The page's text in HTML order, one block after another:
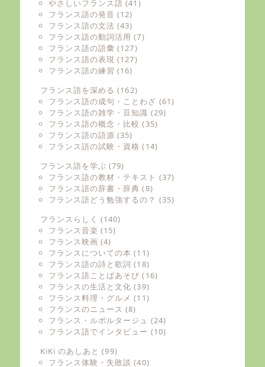
やさしいフランス語 (41)
フランス語の発音 (12)
フランス語の文法 (43)
フランス語の動詞活用 (7)
フランス語の語彙 (127)
フランス語の表現 (127)
フランス語の練習 (16)
フランス語を深める (162)
フランス語の成句・ことわざ (61)
フランス語の雑学・豆知識 (29)
フランス語の概念・比較 (35)
フランス語の語源 (35)
フランス語の試験・資格 (14)
フランス語を学ぶ (79)
フランス語の教材・テキスト (37)
フランス語の辞書・辞典 (8)
フランス語どう勉強するの？ (35)
フランスらしく (140)
フランス音楽 (15)
フランス映画 (4)
フランスについての本 (11)
フランス語の詩と歌詞 (18)
フランス語ことばあそび (16)
フランスの生活と文化 (39)
フランス料理・グルメ (11)
フランスのニュース (8)
フランス・ルポルタージュ (24)
フランス語でインタビュー (10)
KiKi のあしあと (99)
フランス体験・失敗談 (40)